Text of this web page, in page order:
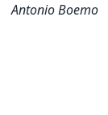
Antonio Boemo